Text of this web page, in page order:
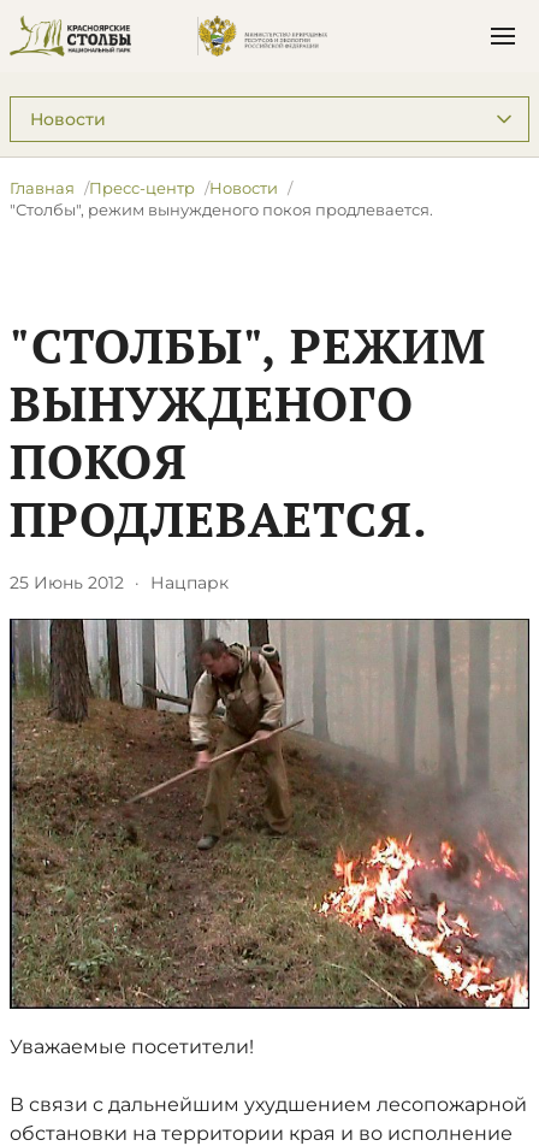
Подразделы: Пресс-центр
Главная Пресс-центр
Новости
"Столбы", режим вынужденого покоя продлевается.
"СТОЛБЫ", РЕЖИМ
ВЫНУЖДЕНОГО
ПОКОЯ
ПРОДЛЕВАЕТСЯ.
25 Июнь 2012 · Нацпарк
Уважаемые посетители!
В связи с дальнейшим ухудшением лесопожарной
обстановки на территории края и во исполнение